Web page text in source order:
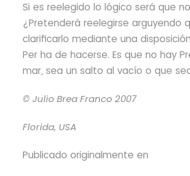
Si es reelegido lo lógico será que
¿Pretenderá reelegirse arguyendo
clarificarlo mediante una
Per ha de hacerse. Es que no hay
mar, sea un salto al vacío o que
© Julio Brea Franco 2007
Florida, USA
Publicado originalmente en